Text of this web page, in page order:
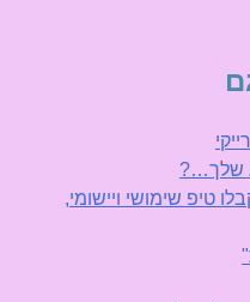
שלך…?
טיפ שימושי ויישומי,